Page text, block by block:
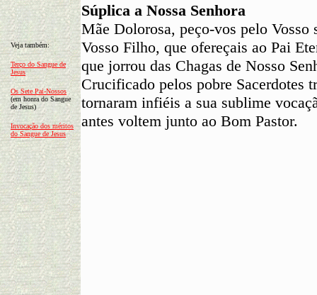
Veja também:
Terço do Sangue de
Jesus
Os Sete Pai-Nossos
(em honra do Sangue
de Jesus)
Invocação dos méritos
do Sangue de Jesus
Súplica a Nossa Senhora
Mãe Dolorosa, peço-vos pelo Vosso
Vosso Filho, que ofereçais ao Pai
que jorrou das Chagas de Nosso
Crucificado pelos pobre Sacerdotes
tornaram infiéis a sua sublime
antes voltem junto ao Bom Pastor.